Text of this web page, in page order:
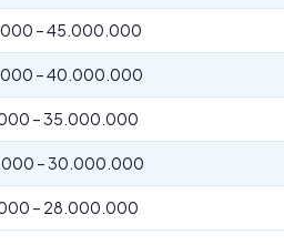
– 45.000.000
– 40.000.000
– 35.000.000
– 30.000.000
– 28.000.000